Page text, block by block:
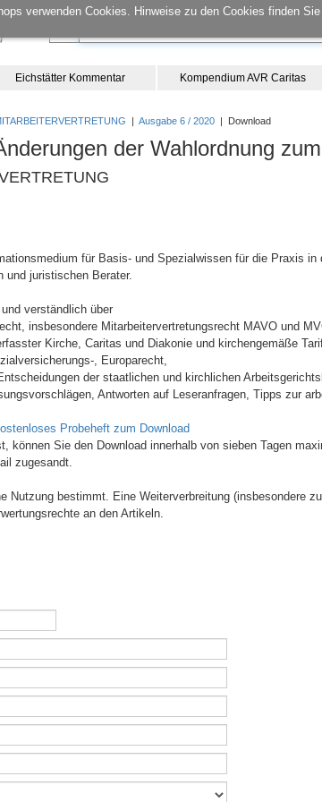
verwenden Cookies. Hinweise zu den Cookies finden
Eichstätter Kommentar Kompendium AVR Caritas
| Ausgabe 6 / 2020 | Download
der Wahlordnung
für Basis- und Spezialwissen für die Praxis
und juristischen Berater.
verständlich über
insbesondere Mitarbeitervertretungsrecht MAVO und
Kirche, Caritas und Diakonie und kirchengemäße
, Europarecht,
der staatlichen und kirchlichen
Antworten auf Leseranfragen, Tipps zur
Probeheft zum Download
können Sie den Download innerhalb von sieben Tagen
zugesandt.
Nutzung bestimmt. Eine Weiterverbreitung (insbesondere
an den Artikeln.